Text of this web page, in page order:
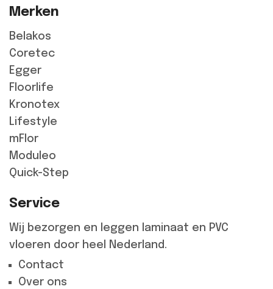
Merken
Belakos
Coretec
Egger
Floorlife
Kronotex
Lifestyle
mFlor
Moduleo
Quick-Step
Service
Wij bezorgen en leggen laminaat en PVC
vloeren door heel Nederland.
Contact
Over ons